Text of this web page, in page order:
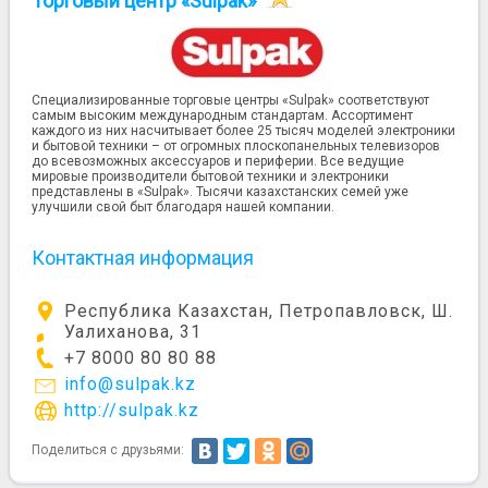
Специализированные торговые центры «Sulpak» соответствуют
самым высоким международным стандартам. Ассортимент
каждого из них насчитывает более 25 тысяч моделей электроники
и бытовой техники – от огромных плоскопанельных телевизоров
до всевозможных аксессуаров и периферии. Все ведущие
мировые производители бытовой техники и электроники
представлены в «Sulpak». Тысячи казахстанских семей уже
улучшили свой быт благодаря нашей компании.
Контактная информация
Республика Казахстан, Петропавловск, Ш.
Уалиханова, 31
+7 8000 80 80 88
info@sulpak.kz
http://sulpak.kz
Поделиться с друзьями: